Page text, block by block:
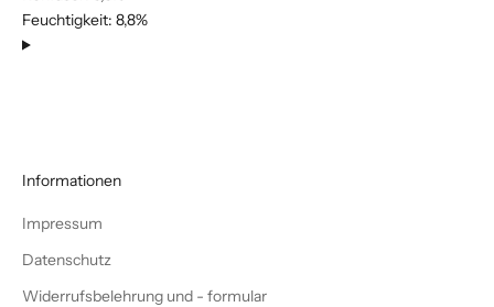
Feuchtigkeit: 8,8%
Informationen
Impressum
Datenschutz
Widerrufsbelehrung und - formular